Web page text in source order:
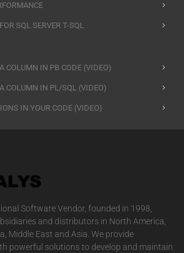
SQL SERVER T-SQL
COLUMN IN PB CODE (VIDEO)
COLUMN IN PL/SQL (VIDEO)
IN YOUR CODE (VIDEO)
Software Vendor, founded in 1998,
and distributors in North America,
Middle East and Asia. We provide
powerful solutions to develop and maintain